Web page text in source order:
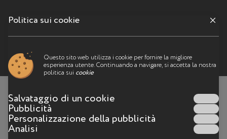
Menu
Qualcosa è andato storto
La pagina non esiste più sul sito web o l'indirizzo della
pagina non è stato digitato correttamente
Politica sui cookie
Questo sito web utilizza i cookie per fornire la migliore
esperienza utente. Continuando a navigare, si accetta la nostra
politica sui cookie
Salvataggio di un cookie
Pubblicità
Personalizzazione della pubblicità
Analisi